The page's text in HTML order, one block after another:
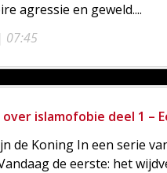
07:45
agressie en geweld....
islamofobie deel 1 –
de Koning In een serie
de eerste: het